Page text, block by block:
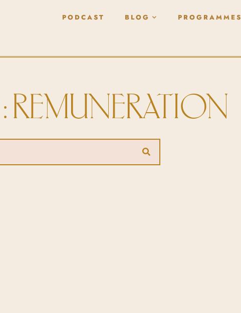
PODCAST BLOG PROGRAMMES
REMUNERATION